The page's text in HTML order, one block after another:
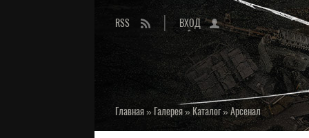
RSS ВХОД
Главная» Галерея»Каталог»Арсенал